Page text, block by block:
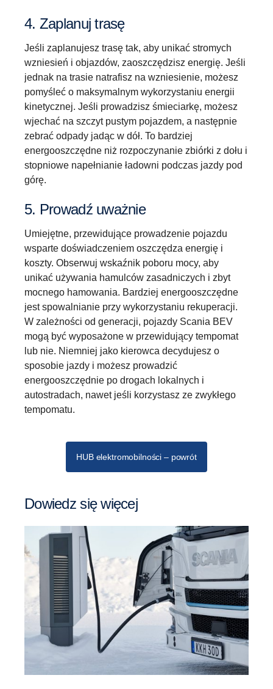
4. Zaplanuj trasę
Jeśli zaplanujesz trasę tak, aby unikać stromych
wzniesień i objazdów, zaoszczędzisz energię. Jeśli
jednak na trasie natrafisz na wzniesienie, możesz
pomyśleć o maksymalnym wykorzystaniu energii
kinetycznej. Jeśli prowadzisz śmieciarkę, możesz
wjechać na szczyt pustym pojazdem, a następnie
zebrać odpady jadąc w dół. To bardziej
energooszczędne niż rozpoczynanie zbiórki z dołu i
stopniowe napełnianie ładowni podczas jazdy pod
górę.
5. Prowadź uważnie
Umiejętne, przewidujące prowadzenie pojazdu
wsparte doświadczeniem oszczędza energię i
koszty. Obserwuj wskaźnik poboru mocy, aby
unikać używania hamulców zasadniczych i zbyt
mocnego hamowania. Bardziej energooszczędne
jest spowalnianie przy wykorzystaniu rekuperacji.
W zależności od generacji, pojazdy Scania BEV
mogą być wyposażone w przewidujący tempomat
lub nie. Niemniej jako kierowca decydujesz o
sposobie jazdy i możesz prowadzić
energooszczędnie po drogach lokalnych i
autostradach, nawet jeśli korzystasz ze zwykłego
tempomatu.
HUB elektromobilności – powrót
Dowiedz się więcej